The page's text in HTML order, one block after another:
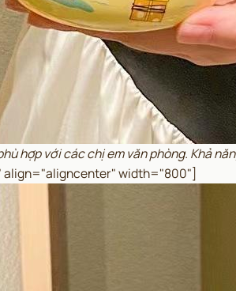
hợp với các chị em văn phòng. Khả
width="800"]